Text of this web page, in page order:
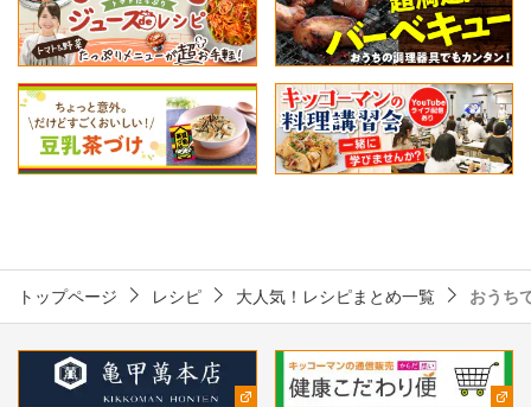
トップページ レシピ 大人気！レシピまとめ一覧 おうち